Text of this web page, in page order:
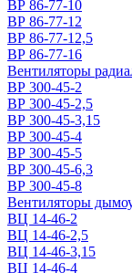
ВР 86-77-10
ВР 86-77-12
ВР 86-77-12,5
ВР 86-77-16
Вентиляторы
ВР 300-45-2
ВР 300-45-2,5
ВР 300-45-3,15
ВР 300-45-4
ВР 300-45-5
ВР 300-45-6,3
ВР 300-45-8
Вентиляторы
ВЦ 14-46-2
ВЦ 14-46-2,5
ВЦ 14-46-3,15
ВЦ 14-46-4